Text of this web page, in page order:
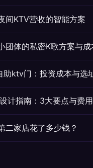
间KTV营收的智能方案
团体的私密K歌方案与成
ktv门：投资成本与选
计指南：3大要点与费
二家店花了多少钱？